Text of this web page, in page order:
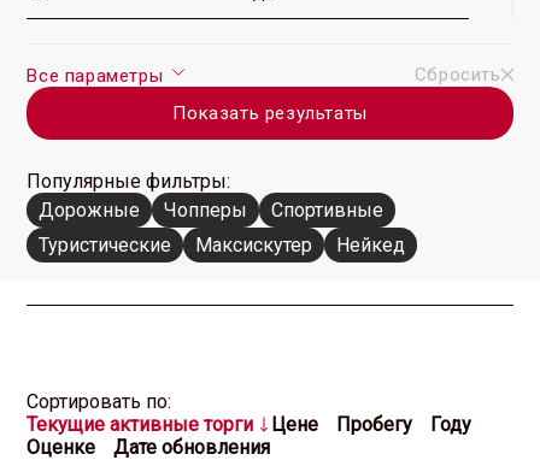
Все параметры
Сбросить
Показать результаты
Популярные фильтры:
Дорожные
Чопперы
Спортивные
Туристические
Максискутер Нейкед
Cортировать по:
Текущие активные торги
Цене Пробегу
Году
Оценке
Дате обновления